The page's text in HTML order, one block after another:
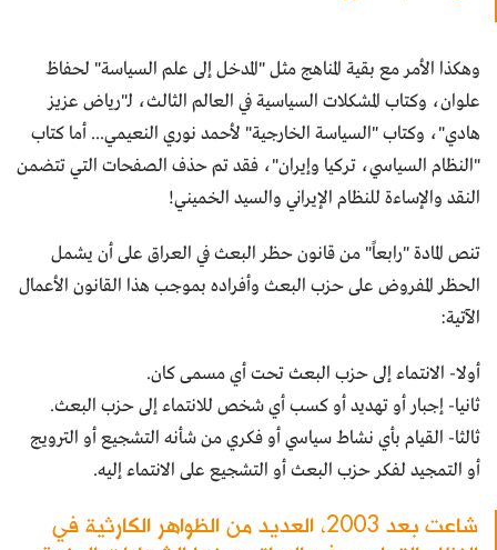
وهكذا الأمر مع بقية المناهج مثل "المدخل إلى علم السياسة" لحفاظ
علوان، وكتاب المشكلات السياسية في العالم الثالث، لـ"رياض عزيز
هادي"، وكتاب "السياسة الخارجية" لأحمد نوري النعيمي... أما كتاب
"النظام السياسي، تركيا وإيران"، فقد تم حذف الصفحات التي تتضمن
النقد والإساءة للنظام الإيراني والسيد الخميني!
تنص المادة "رابعاً" من قانون حظر البعث في العراق على أن يشمل
الحظر المفروض على حزب البعث وأفراده بموجب هذا القانون الأعمال
الآتية:
أولا- الانتماء إلى حزب البعث تحت أي مسمى كان.
ثانيا- إجبار أو تهديد أو كسب أي شخص للانتماء إلى حزب البعث.
ثالثا- القيام بأي نشاط سياسي أو فكري من شأنه التشجيع أو الترويج
أو التمجيد لفكر حزب البعث أو التشجيع على الانتماء إليه.
شاعت بعد 2003، العديد من الظواهر الكارثية في